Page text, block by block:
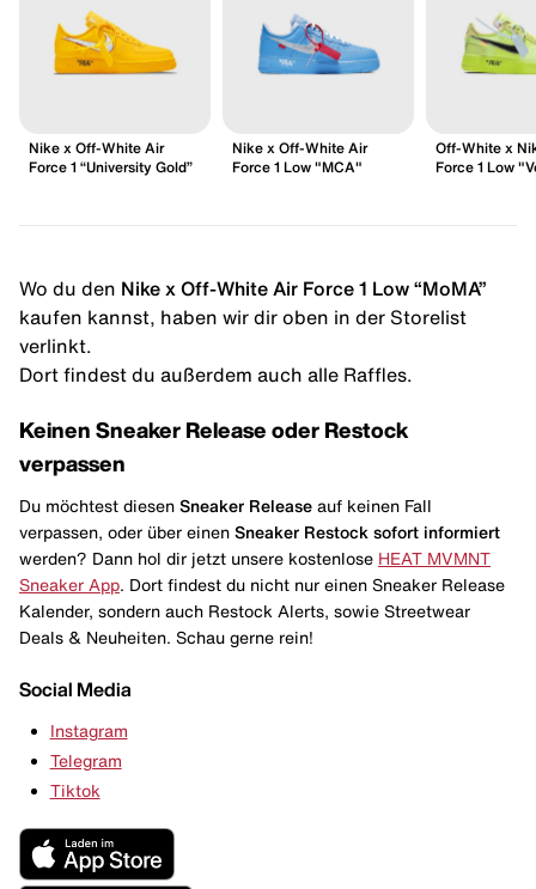
Nike x Off-White Air
Force 1 “University Gold”
Nike x Off-White Air
Force 1 Low "MCA"
Off-White x
Force 1 Low
Wo du den Nike x Off-White Air Force 1 Low “MoMA”
kaufen kannst, haben wir dir oben in der Storelist
verlinkt.
Dort findest du außerdem auch alle Raffles.
Keinen Sneaker Release oder Restock
verpassen
Du möchtest diesen Sneaker Release auf keinen Fall
verpassen, oder über einen Sneaker Restock sofort informiert
werden? Dann hol dir jetzt unsere kostenlose HEAT MVMNT
Sneaker App . Dort findest du nicht nur einen Sneaker Release
Kalender, sondern auch Restock Alerts, sowie Streetwear
Deals & Neuheiten. Schau gerne rein!
Social Media
Instagram
Telegram
Tiktok